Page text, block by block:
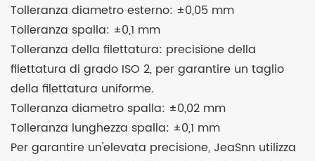
Tolleranza diametro esterno: ±0,05 mm
Tolleranza spalla: ±0,1 mm
Tolleranza della filettatura: precisione della
filettatura di grado ISO 2, per garantire un taglio
della filettatura uniforme.
Tolleranza diametro spalla: ±0,02 mm
Tolleranza lunghezza spalla: ±0,1 mm
Per garantire un'elevata precisione, JeaSnn utilizza